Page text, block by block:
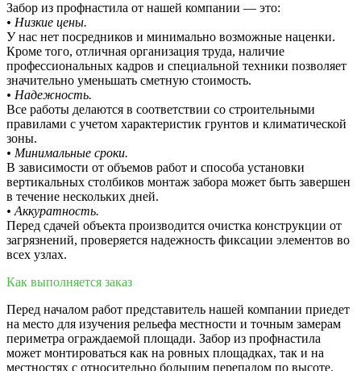
Забор из профнастила от нашей компании — это:
• Низкие цены.
У нас нет посредников и минимально возможные наценки.
Кроме того, отличная организация труда, наличие
профессиональных кадров и специальной техники позволяет
значительно уменьшать сметную стоимость.
• Надежность.
Все работы делаются в соответствии со строительными
правилами с учетом характеристик грунтов и климатической
зоны.
• Минимальные сроки.
В зависимости от объемов работ и способа установки
вертикальных столбиков монтаж забора может быть завершен
в течение нескольких дней.
• Аккуратность.
Перед сдачей объекта производится очистка конструкции от
загрязнений, проверяется надежность фиксации элементов во
всех узлах.
Как выполняется заказ
Перед началом работ представитель нашей компании приедет
на место для изучения рельефа местности и точным замерам
периметра ограждаемой площади. Забор из профнастила
может монтироваться как на ровных площадках, так и на
местностях с относительно большим перепадом по высоте.